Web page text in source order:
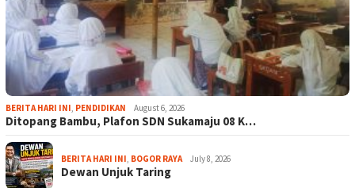
BERITA HARI INI, PENDIDIKAN August 6, 2026
Ditopang Bambu, Plafon SDN Sukamaju 08 K…
BERITA HARI INI, BOGOR RAYA July 8, 2026
Dewan Unjuk Taring